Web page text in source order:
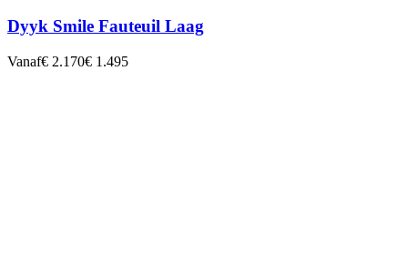
Dyyk Smile Fauteuil Laag
Vanaf€ 2.170€ 1.495